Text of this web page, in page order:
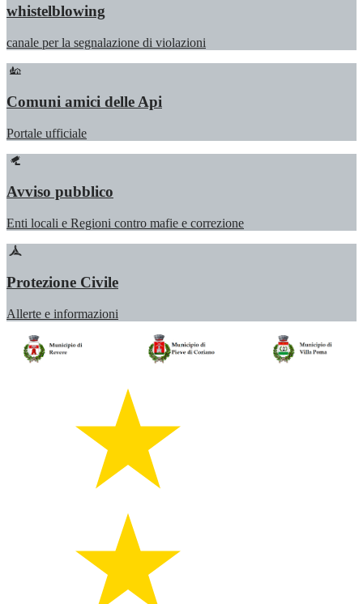
whistelblowing
canale per la segnalazione di violazioni
Comuni amici delle Api
Portale ufficiale
Avviso pubblico
Enti locali e Regioni contro mafie e correzione
Protezione Civile
Allerte e informazioni